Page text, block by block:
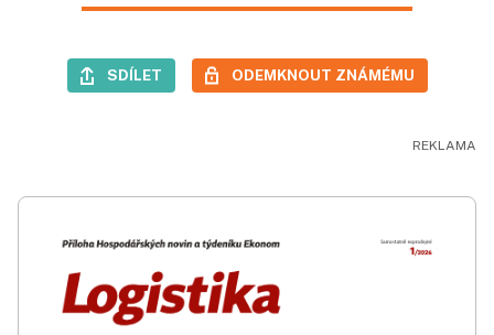
SDÍLET ODEMKNOUT ZNÁMÉMU